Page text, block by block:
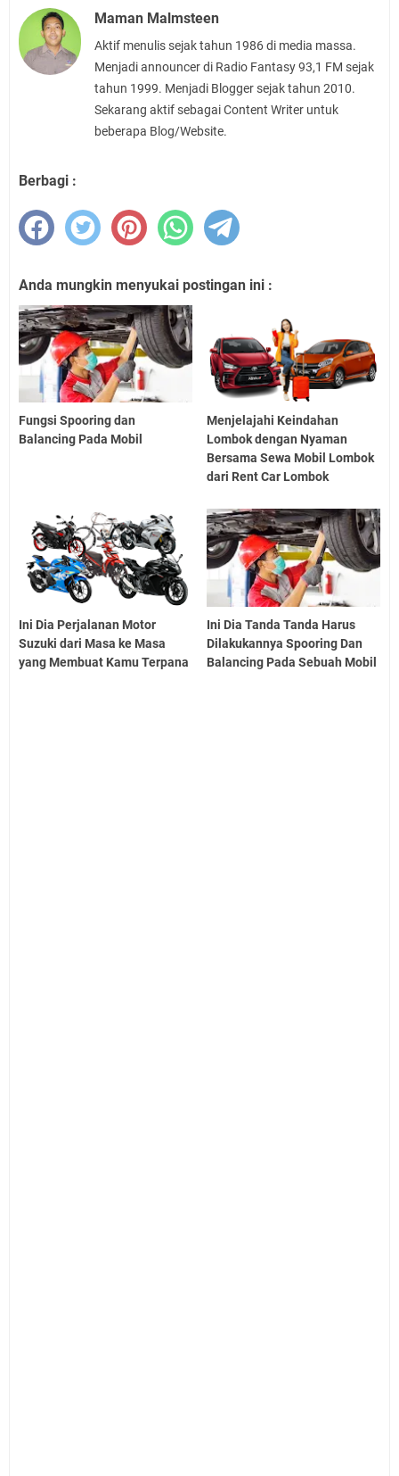
Maman Malmsteen
Aktif menulis sejak tahun 1986 di media massa.
Menjadi announcer di Radio Fantasy 93,1 FM sejak
tahun 1999. Menjadi Blogger sejak tahun 2010.
Sekarang aktif sebagai Content Writer untuk
beberapa Blog/Website.
Berbagi :
Anda mungkin menyukai postingan ini :
Fungsi Spooring dan
Balancing Pada Mobil
Menjelajahi Keindahan
Lombok dengan Nyaman
Bersama Sewa Mobil Lombok
dari Rent Car Lombok
Ini Dia Perjalanan Motor
Suzuki dari Masa ke Masa
yang Membuat Kamu Terpana
Ini Dia Tanda Tanda Harus
Dilakukannya Spooring Dan
Balancing Pada Sebuah Mobil